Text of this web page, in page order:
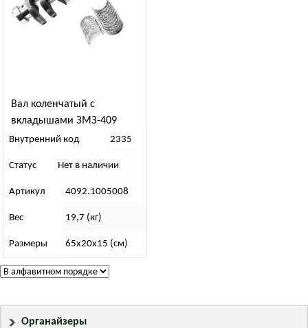
Вал коленчатый с
вкладышами ЗМЗ-409
Внутренний код 2335
Статус Нет в наличии
Артикул 4092.1005008
Вес 19,7 (кг)
Размеры 65х20х15 (см)
Органайзеры